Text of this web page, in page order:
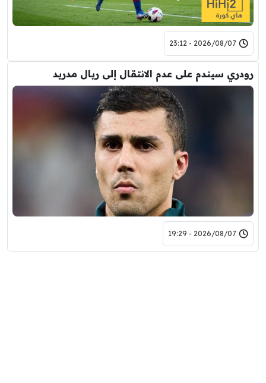
2026/08/07 - 23:12
رودري سيندم على عدم الانتقال إلى ريال مدريد
2026/08/07 - 19:29